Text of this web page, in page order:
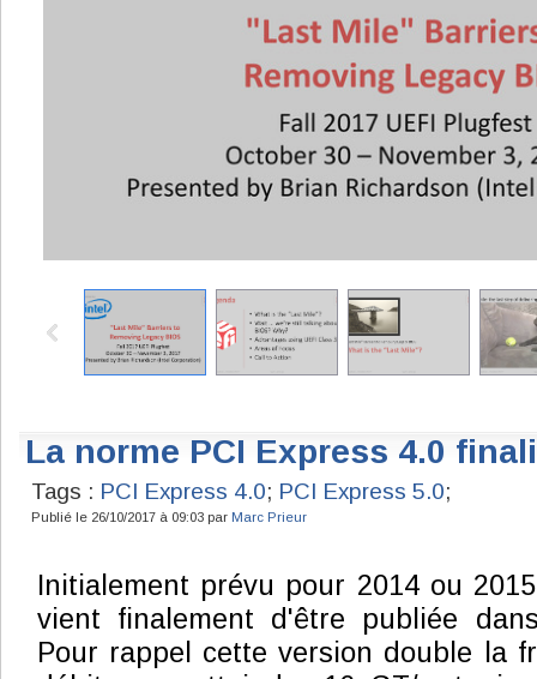
La norme PCI Express 4.0
Tags : PCI Express 4.0; PCI Express 5.0;
Publié le 26/10/2017 à 09:03 par Marc Prieur
Initialement prévu pour 2014 ou
vient finalement d'être publiée
Pour rappel cette version double la